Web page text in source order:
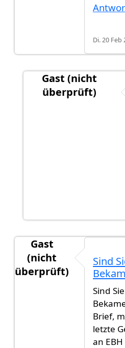
Di. 20 Feb
Gast (nicht
überprüft)
Guten
Gast
(nicht
überprüft)
Sind
Sind
Brief,
letzte
an